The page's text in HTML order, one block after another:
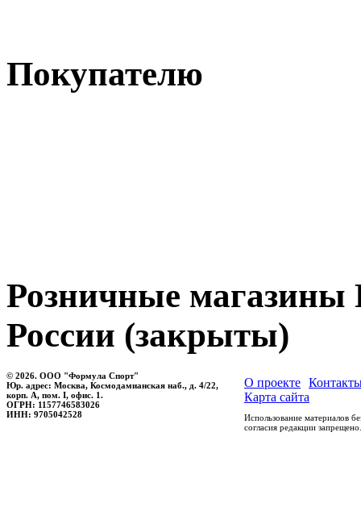
Покупателю
Розничные магазины
России (закрыты)
© 2026. ООО "Формула Спорт"
Юр. адрес: Москва, Космодамианская наб., д. 4/22,
корп. А, пом. I, офис. 1.
ОГРН: 1157746583026
ИНН: 9705042528
О проекте
Карта сайта
Использование материалов
согласия редакции запрещено.